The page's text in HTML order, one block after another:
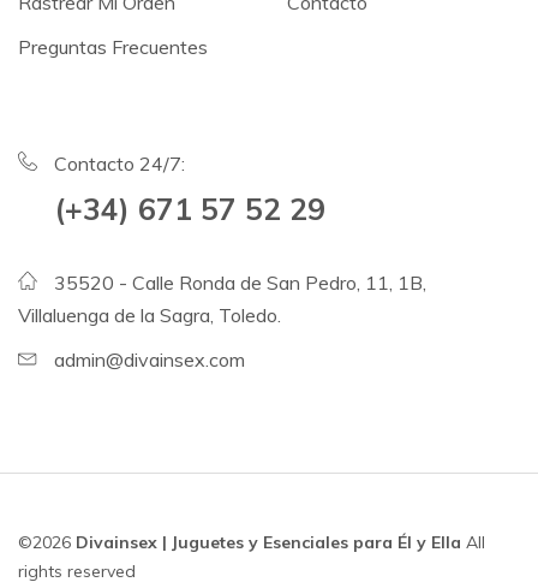
Preguntas Frecuentes
Contacto 24/7:
(+34) 671 57 52 29
35520 - Calle Ronda de San Pedro, 11, 1B,
Villaluenga de la Sagra, Toledo.
admin@divainsex.com
©2026 Divainsex | Juguetes y Esenciales para Él y Ella All
rights reserved